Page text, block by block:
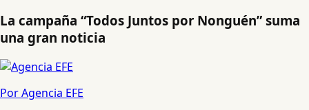
La campaña “Todos Juntos por Nonguén” suma
una gran noticia
Por Agencia EFE